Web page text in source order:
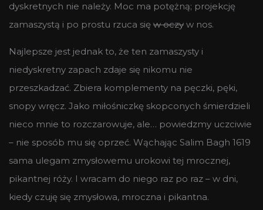
dyskretnych nie należy. Moc ma potężną; projekcję
zamaszystą i po prostu rzuca się w oczy w nos.
Najlepsze jest jednak to, że ten zamaszysty i
niedyskretny zapach zdaje się nikomu nie
przeszkadzać. Zbiera komplementy na pęczki, pęki,
snopy wręcz. Jako miłośniczkę skopconych śmierdzieli
nieco mnie to rozczarowuje, ale… powiedzmy uczciwie
– nie sposób mu się oprzeć. Wąchając Salim Bagh 1619
sama ulegam zmysłowemu urokowi tej mrocznej,
pikantnej róży. I wracam do niego raz po raz – w dni,
kiedy czuję się zmysłowa, mroczna i pikantna.